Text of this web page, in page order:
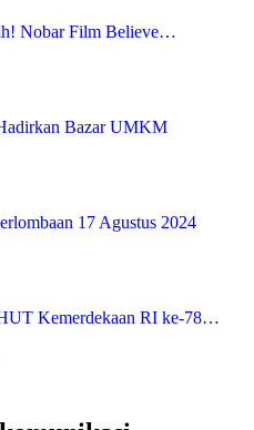
Nobar Film Believe…
Bazar UMKM
17 Agustus 2024
Kemerdekaan RI ke-78…